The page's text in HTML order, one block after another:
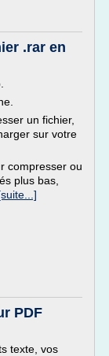
.rar en
un fichier,
sur votre
compresser ou
plus bas,
PDF
texte, vos